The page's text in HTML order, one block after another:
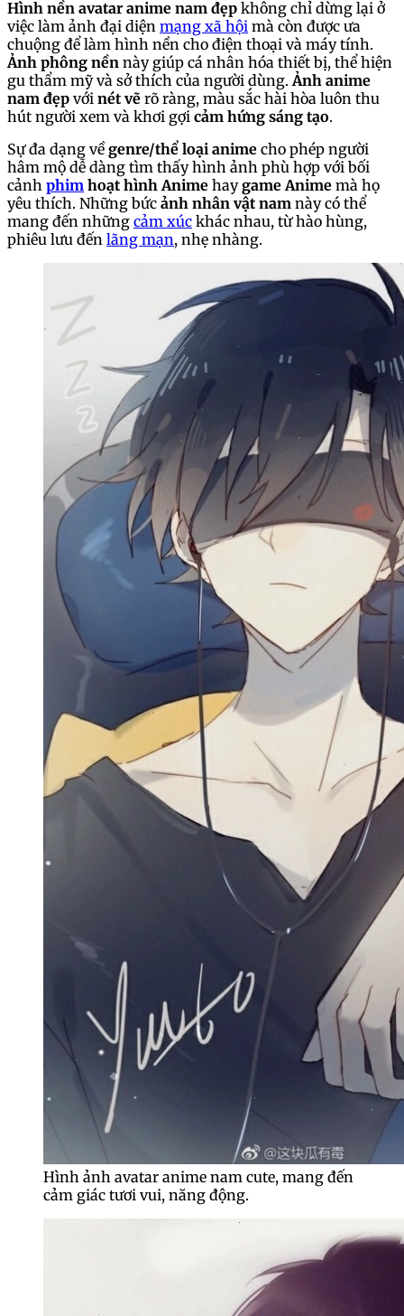
Hình nền avatar anime nam đẹp không chỉ dừng lại ở
việc làm ảnh đại diện mạng xã hội mà còn được ưa
chuộng để làm hình nền cho điện thoại và máy tính.
Ảnh phông nền này giúp cá nhân hóa thiết bị, thể hiện
gu thẩm mỹ và sở thích của người dùng.Ảnh anime
nam đẹp với nét vẽ rõ ràng, màu sắc hài hòa luôn thu
hút người xem và khơi gợi cảm hứng sáng tạo.
Sự đa dạng vềgenre/thể loại anime cho phép người
hâm mộ dễ dàng tìm thấy hình ảnh phù hợp với bối
cảnh phim hoạt hình Anime haygame Anime mà họ
yêu thích. Những bức ảnh nhân vật nam này có thể
mang đến những cảm xúc khác nhau, từ hào hùng,
phiêu lưu đến lãng mạn, nhẹ nhàng.
Hình ảnh avatar anime nam cute, mang đến
cảm giác tươi vui, năng động.